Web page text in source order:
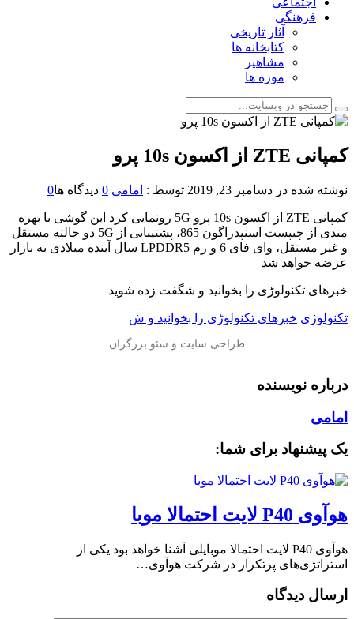
فرهنگی
آثار تاریخی
کتابخانه ها
مشاهیر
موزه ها
️کمپانی ZTE از اکسون 10s پرو
نوشته شده در دسامبر 23, 2019 توسط : امامی 0 دیدگاه ها0
️کمپانی ZTE از اکسون 10s پرو 5G رونمایی کرد این گوشی با بهره
مندی از چیپست اسنپدراگون 865، پشتیبانی از 5G دو حالته مستقل
و غیر مستقل، وای فای 6 و رم LPDDR5 سال آینده میلادی به بازار
عرضه خواهد شد
خبرهای تکنولوڑی را بخوانید و شگفت زده شوید
تکنولوژی خبرهای تکنولوڑی را بخوانید و ش
درباره نویسنده
امامی
یک پیشنهاد برای شما:
هوآوی P40 لایت احتمالا موبا
هوآوی P40 لایت احتمالا موبایلی آشنا خواهد بود یکی از
استراتژی‌های پرتکرار در شرکت هوآوی…
ارسال دیدگاه